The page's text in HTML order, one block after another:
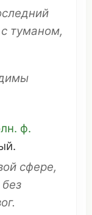
с туманом,
ф.
.
сфере,
без
.